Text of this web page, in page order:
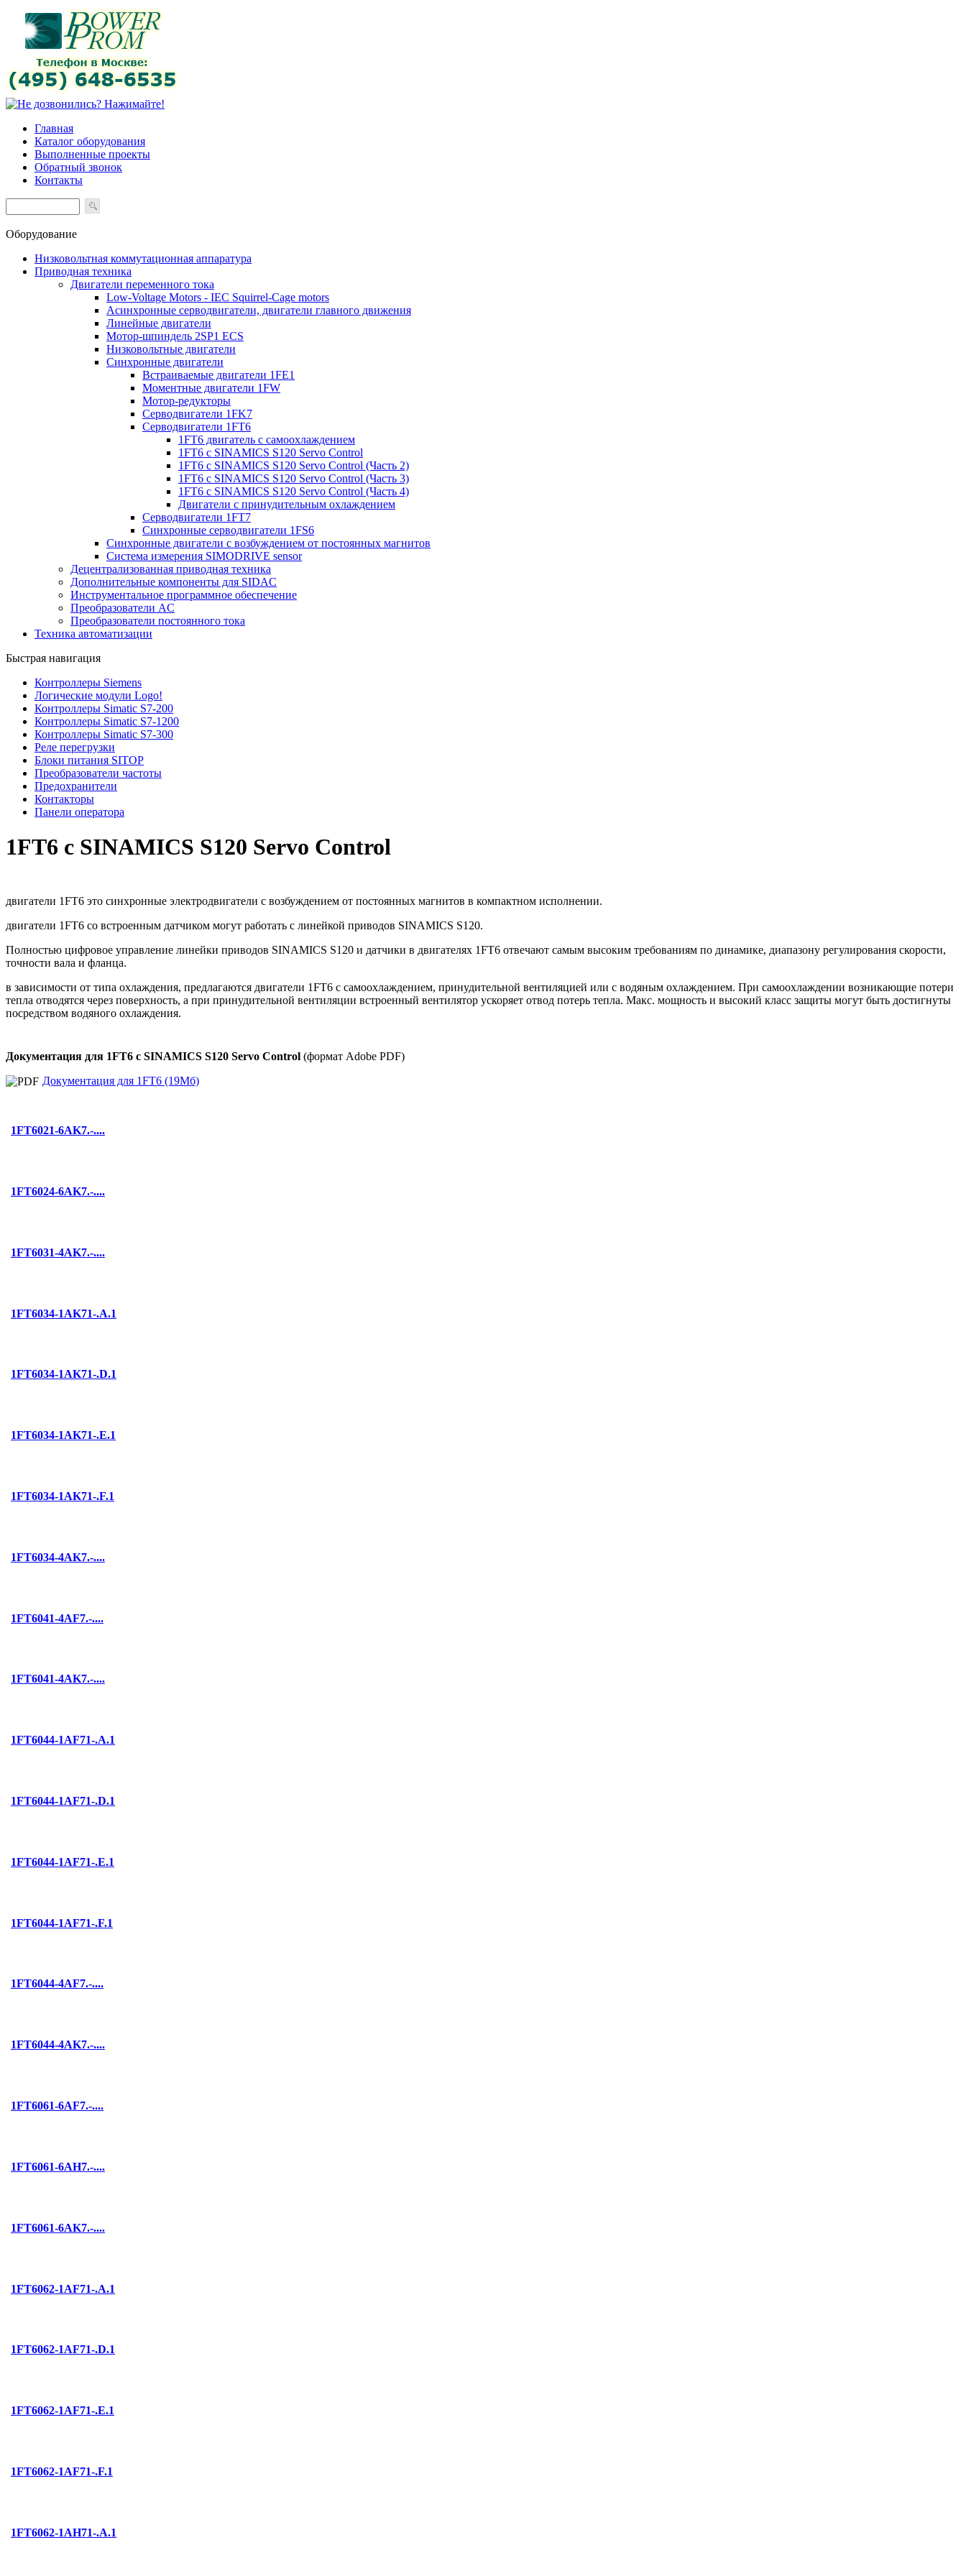
Главная
Каталог оборудования
Выполненные проекты
Обратный звонок
Контакты
Оборудование
Низковольтная коммутационная аппаратура
Приводная техника
Двигатели переменного тока
Low-Voltage Motors - IEC Squirrel-Cage motors
Асинхронные серводвигатели, двигатели главного движения
Линейные двигатели
Мотор-шпиндель 2SP1 ECS
Низковольтные двигатели
Синхронные двигатели
Встраиваемые двигатели 1FE1
Моментные двигатели 1FW
Мотор-редукторы
Серводвигатели 1FK7
Серводвигатели 1FT6
1FT6 двигатель с самоохлаждением
1FT6 с SINAMICS S120 Servo Control
1FT6 с SINAMICS S120 Servo Control (Часть 2)
1FT6 с SINAMICS S120 Servo Control (Часть 3)
1FT6 с SINAMICS S120 Servo Control (Часть 4)
Двигатели с принудительным охлаждением
Серводвигатели 1FT7
Синхронные серводвигатели 1FS6
Синхронные двигатели с возбуждением от постоянных магнитов
Система измерения SIMODRIVE sensor
Децентрализованная приводная техника
Дополнительные компоненты для SIDAC
Инструментальное программное обеспечение
Преобразователи AC
Преобразователи постоянного тока
Техника автоматизации
Быстрая навигация
Контроллеры Siemens
Логические модули Logo!
Контроллеры Simatic S7-200
Контроллеры Simatic S7-1200
Контроллеры Simatic S7-300
Реле перегрузки
Блоки питания SITOP
Преобразователи частоты
Предохранители
Контакторы
Панели оператора
1FT6 с SINAMICS S120 Servo Control
двигатели 1FT6 это синхронные электродвигатели с возбуждением от постоянных магнитов в компактном исполнении.
двигатели 1FT6 со встроенным датчиком могут работать с линейкой приводов SINAMICS S120.
Полностью цифровое управление линейки приводов SINAMICS S120 и датчики в двигателях 1FT6 отвечают самым высоким требованиям по динамике, диапазону регулирования скорости,
точности вала и фланца.
в зависимости от типа охлаждения, предлагаются двигатели 1FT6 с самоохлаждением, принудительной вентиляцией или с водяным охлаждением. При самоохлаждении возникающие потери
тепла отводятся через поверхность, а при принудительной вентиляции встроенный вентилятор ускоряет отвод потерь тепла. Макс. мощность и высокий класс защиты могут быть достигнуты
посредством водяного охлаждения.
Документация для 1FT6 с SINAMICS S120 Servo Control (формат Adobe PDF)
Документация для 1FT6 (19Мб)
1FT6021-6AK7.-....
1FT6024-6AK7.-....
1FT6031-4AK7.-....
1FT6034-1AK71-.A.1
1FT6034-1AK71-.D.1
1FT6034-1AK71-.E.1
1FT6034-1AK71-.F.1
1FT6034-4AK7.-....
1FT6041-4AF7.-....
1FT6041-4AK7.-....
1FT6044-1AF71-.A.1
1FT6044-1AF71-.D.1
1FT6044-1AF71-.E.1
1FT6044-1AF71-.F.1
1FT6044-4AF7.-....
1FT6044-4AK7.-....
1FT6061-6AF7.-....
1FT6061-6AH7.-....
1FT6061-6AK7.-....
1FT6062-1AF71-.A.1
1FT6062-1AF71-.D.1
1FT6062-1AF71-.E.1
1FT6062-1AF71-.F.1
1FT6062-1AH71-.A.1